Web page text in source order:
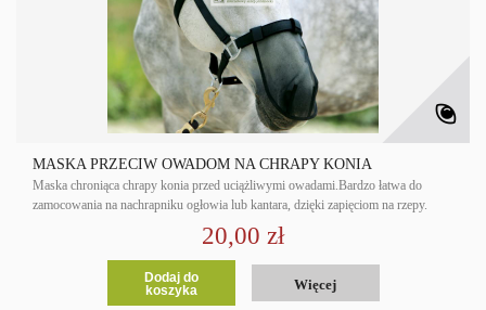
MASKA PRZECIW OWADOM NA CHRAPY KONIA
Maska chroniąca chrapy konia przed uciążliwymi owadami.Bardzo łatwa do
zamocowania na nachrapniku ogłowia lub kantara, dzięki zapięciom na rzepy.
20,00 zł
Dodaj do
koszyka
Więcej